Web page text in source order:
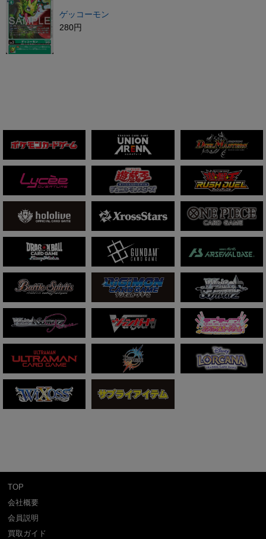
ゲッコーモン
280円
TOP
会社概要
会員説明
買取ガイド